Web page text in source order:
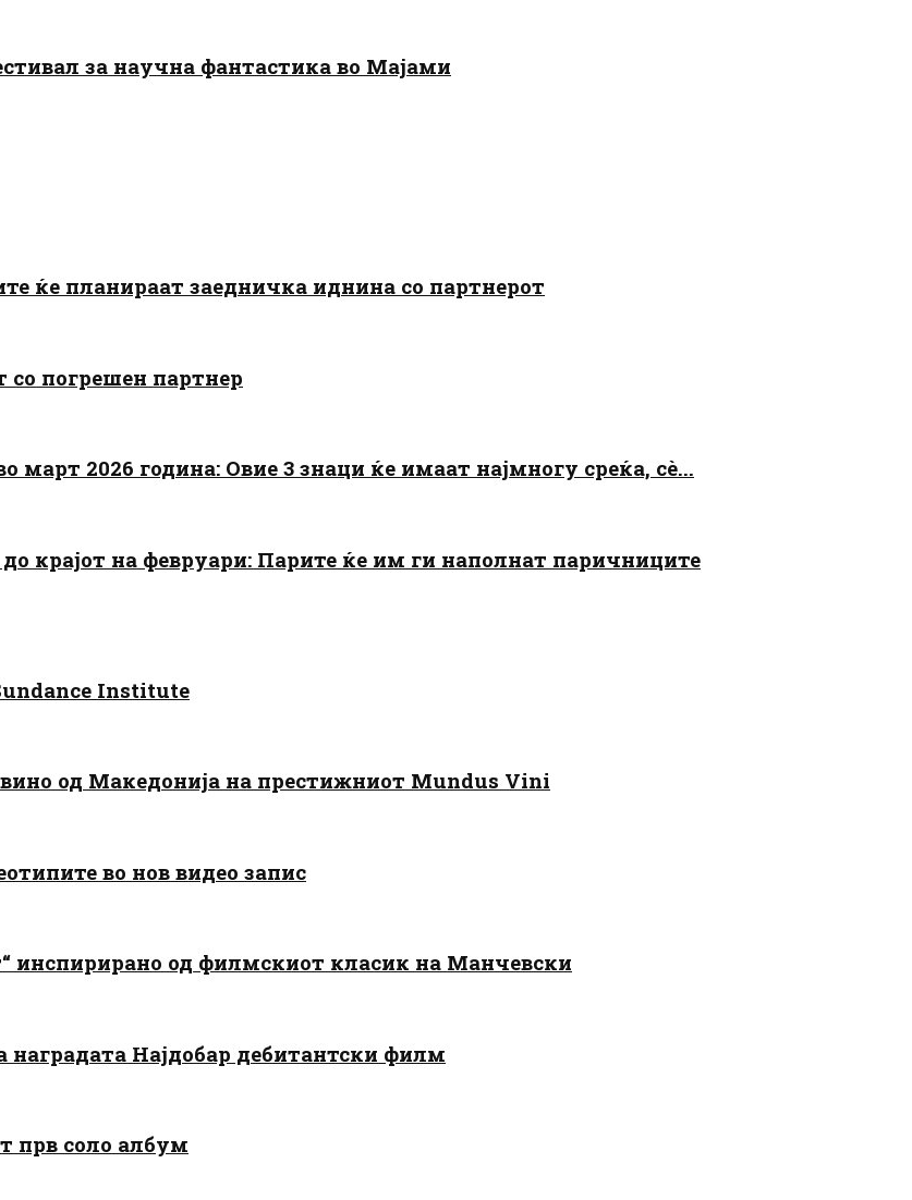
за научна фантастика во Мајами
ќе планираат заедничка иднина со партнерот
со погрешен партнер
март 2026 година: Овие 3 знаци ќе имаат најмногу среќа, сè...
крајот на февруари: Парите ќе им ги наполнат паричниците
Institute
вино од Македонија на престижниот Mundus Vini
во нов видео запис
инспирирано од филмскиот класик на Манчевски
наградата Најдобар дебитантски филм
прв соло албум